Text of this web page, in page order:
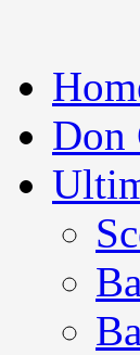
Don